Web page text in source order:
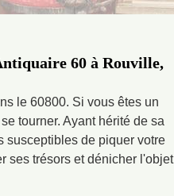
60 à Rouville,
le 60800. Si vous êtes un
tourner. Ayant hérité de sa
susceptibles de piquer votre
ses trésors et dénicher l'objet